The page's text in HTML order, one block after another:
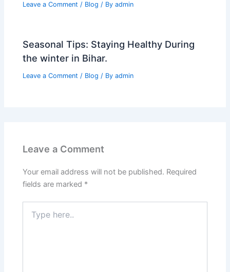
Leave a Comment / Blog / Byadmin
Seasonal Tips: Staying Healthy During
the winter in Bihar.
Leave a Comment / Blog / Byadmin
Leave a Comment
Your email address will not be published. Required
fields are marked *
here..